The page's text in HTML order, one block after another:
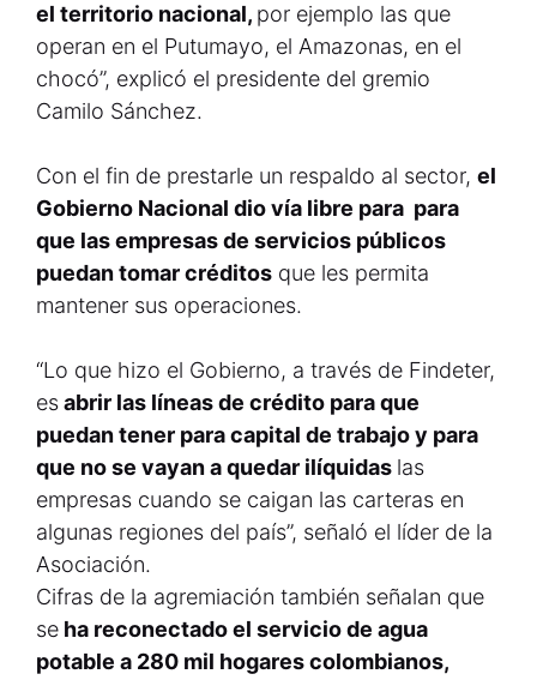
el territorio nacional, por ejemplo las que
operan en el Putumayo, el Amazonas, en el
chocó”, explicó el presidente del gremio
Camilo Sánchez.
Con el fin de prestarle un respaldo al sector, el
Gobierno Nacional dio vía libre para para
que las empresas de servicios públicos
puedan tomar créditos que les permita
mantener sus operaciones.
“Lo que hizo el Gobierno, a través de Findeter,
esabrir las líneas de crédito para que
puedan tener para capital de trabajo y para
que no se vayan a quedar ilíquidas las
empresas cuando se caigan las carteras en
algunas regiones del país”, señaló el líder de la
Asociación.
Cifras de la agremiación también señalan que
se ha reconectado el servicio de agua
potable a 280 mil hogares colombianos,